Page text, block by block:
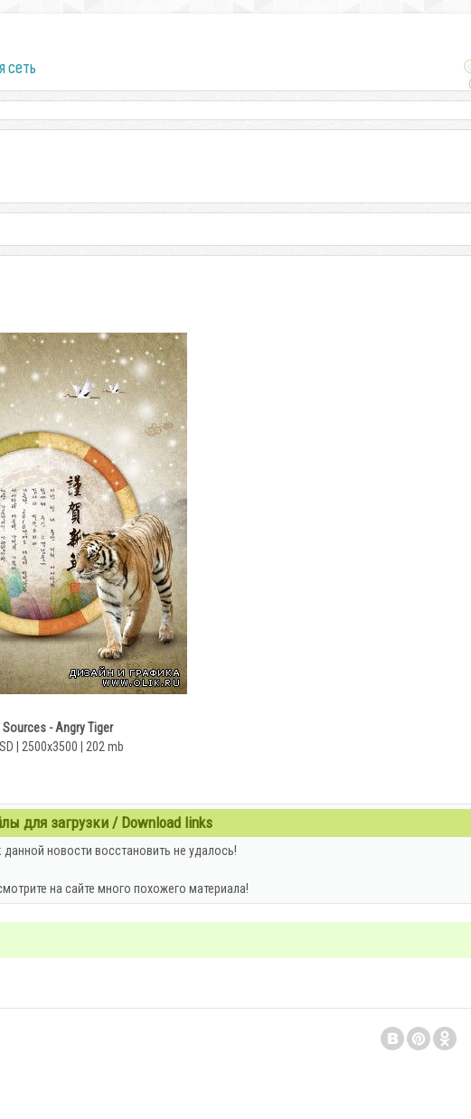
сеть
Sources - Angry Tiger
| 2500x3500 | 202 mb
для загрузки / Download links
новости восстановить не удалось!
на сайте много похожего материала!